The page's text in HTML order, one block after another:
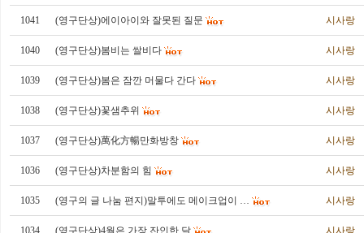
1041 (영구단상)에이아이와 잘못된 질문 시사랑
1040 (영구단상)봄비는 쌀비다 시사랑
1039 (영구단상)봄은 잠깐 머물다 간다 시사랑
1038 (영구단상)꽃샘추위 시사랑
1037 (영구단상)萬化方暢만화방창 시사랑
1036 (영구단상)차분함의 힘 시사랑
1035 (영구의 글 나눔 편지)말투에도 메이크업이 … 시사랑
1034 (영구단상)4월은 가장 잔인한 달 시사랑